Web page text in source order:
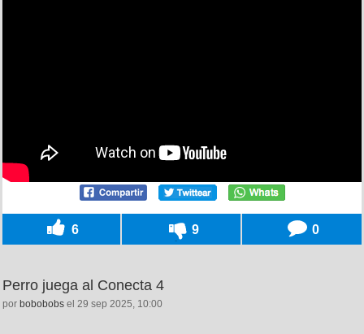
6 9 0
Perro juega al Conecta 4
por bobobobs el 29 sep 2025, 10:00